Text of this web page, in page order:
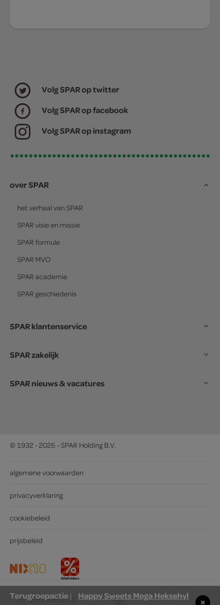
in winkelmand
Volg SPAR op twitter
Volg SPAR op facebook
Volg SPAR op instagram
over SPAR
het verhaal van SPAR
SPAR visie en missie
SPAR formule
SPAR MVO
SPAR academie
SPAR geschiedenis
SPAR klantenservice
SPAR zakelijk
SPAR nieuws & vacatures
© 1932 - 2026 - SPAR Holding B.V.
algemene voorwaarden
privacyverklaring
cookiebeleid
prijsbeleid
Terugroepactie|
Happy Sweets Mega Heksehyl